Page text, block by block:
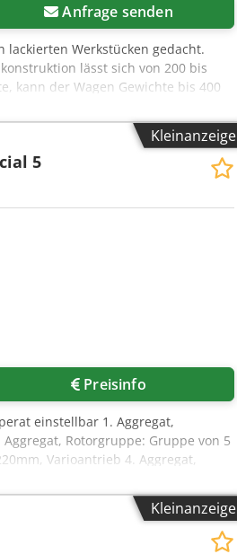
Anfrage senden
lackierten Werkstücken gedacht.
lässt sich von 200 bis
kann der Wagen Gewichte bis 400
zusammenstellen. Optionales
870 - 1180 mm Höhe: 1855 mm
kg Verfügbarkeit: kurzfristig
Kleinanzeige
5
Preisinfo
einstellbar 1. Aggregat,
Rotorgruppe: Gruppe von 5
Varioantrieb 4. Aggregat,
Gewicht:
Kleinanzeige